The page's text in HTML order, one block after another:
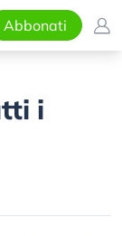
Abbonati
i